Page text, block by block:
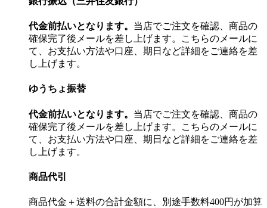
代金前払いとなります。 当店でご注文を確認、商品の
確保完了後メールを差し上げます。こちらのメールに
て、お支払い方法や口座、期日など詳細をご連絡を差
し上げます。
ゆうちょ振替
代金前払いとなります。 当店でご注文を確認、商品の
確保完了後メールを差し上げます。こちらのメールに
て、お支払い方法や口座、期日など詳細をご連絡を差
し上げます。
商品代引
商品代金＋送料の合計金額に、別途手数料400円が加算